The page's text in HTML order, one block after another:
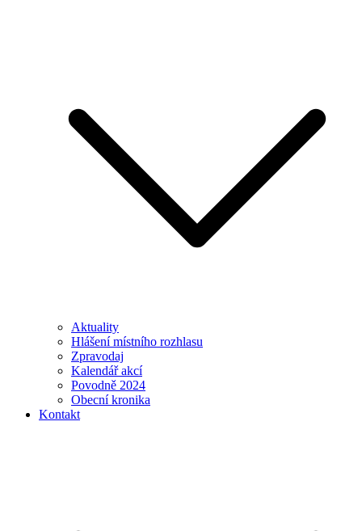
Aktuality
Hlášení místního rozhlasu
Zpravodaj
Kalendář akcí
Povodně 2024
Obecní kronika
Kontakt